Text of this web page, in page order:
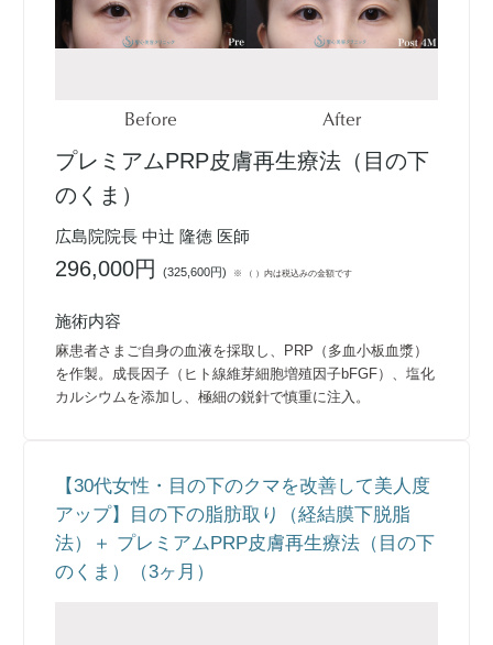
Before After
プレミアムPRP皮膚再生療法（目の下
のくま）
広島院院長 中辻 隆徳 医師
296,000円(325,600円) ※ （ ）内は税込みの金額です
施術内容
麻患者さまご自身の血液を採取し、PRP（多血小板血漿）
を作製。成長因子（ヒト線維芽細胞増殖因子bFGF）、塩化
カルシウムを添加し、極細の鋭針で慎重に注入。
【30代女性・目の下のクマを改善して美人度
アップ】目の下の脂肪取り（経結膜下脱脂
法）＋ プレミアムPRP皮膚再生療法（目の下
のくま）（3ヶ月）